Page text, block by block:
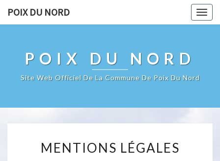
POIX DU NORD
POIX DU NORD
Site Web Officiel De La Commune De Poix Du Nord
LÉGALES
MENTIONS LÉGALES